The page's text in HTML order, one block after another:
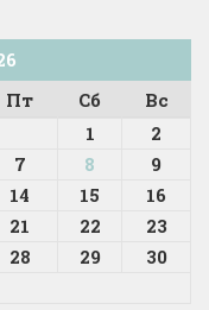
Пт Сб
Вс
1
2
7 8
9
14 15
16
21 22
23
28 29
30